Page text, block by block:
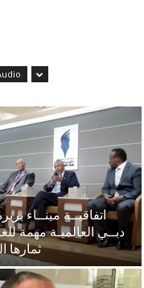
اتفاقيــة مينــاء
دبــي العالميـة مهمة
ثمارها